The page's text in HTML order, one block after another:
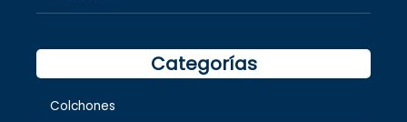
Categorías
Colchones